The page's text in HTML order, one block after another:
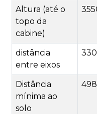
Altura (até o
topo da
cabine)
distância
entre eixos
Distância
mínima ao
solo